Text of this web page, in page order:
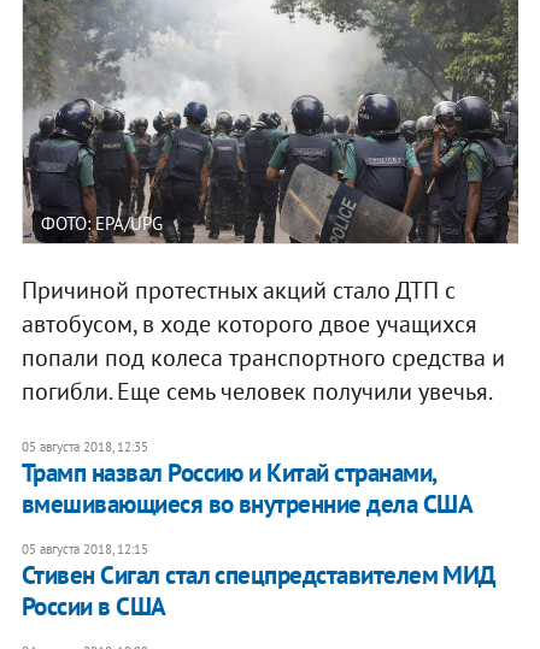
ФОТО: EPA/UPG
Причиной протестных акций стало ДТП с
автобусом, в ходе которого двое учащихся
попали под колеса транспортного средства и
погибли. Еще семь человек получили увечья.
05 августа 2018, 12:35
Трамп назвал Россию и Китай странами,
вмешивающиеся во внутренние дела США
05 августа 2018, 12:15
Стивен Сигал стал спецпредставителем МИД
России в США